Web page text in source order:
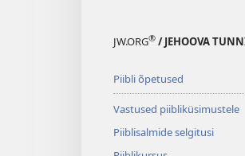
JW.ORG® / JEHOOVA
Piibli õpetused
Vastused piibliküsimustele
Piiblisalmide selgitusi